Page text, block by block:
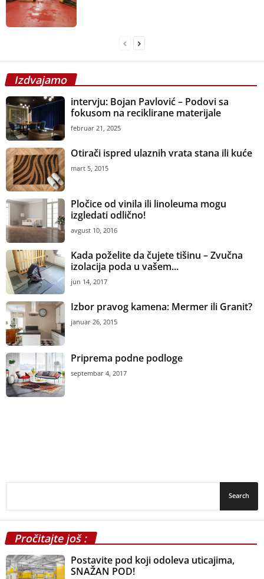
Izdvajamo
intervju: Bojan Pavlović – Podovi sa
fokusom na reciklirane materijale
februar 21, 2025
Otirači ispred ulaznih vrata stana ili kuće
mart 5, 2015
Pločice od vinila ili linoleuma mogu
izgledati odlično!
avgust 10, 2016
Kada poželite da čujete tišinu – Zvučna
izolacija poda u vašem...
jun 14, 2017
Izbor pravog kamena: Mermer ili Granit?
januar 26, 2015
Priprema podne podloge
septembar 4, 2017
Pročitajte još :
Postavite pod koji odoleva uticajima,
SNAŽAN POD!